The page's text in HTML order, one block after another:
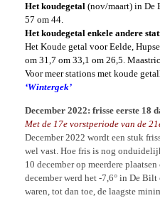
Het koudegetal (nov/maart) in De
57 om 44.
Het koudegetal enkele andere
Het Koude getal voor Eelde,
om 31,7 om 33,1 om 26,5.
Voor meer stations met koude
‘Wintergek’
December 2022: frisse eerste 18
Met de 17e vorstperiode van de
December 2022 wordt een stuk
wel vast. Hoe fris is nog
10 december op meerdere
december werd het -7,6° in De
waren, tot dan toe, de laagste